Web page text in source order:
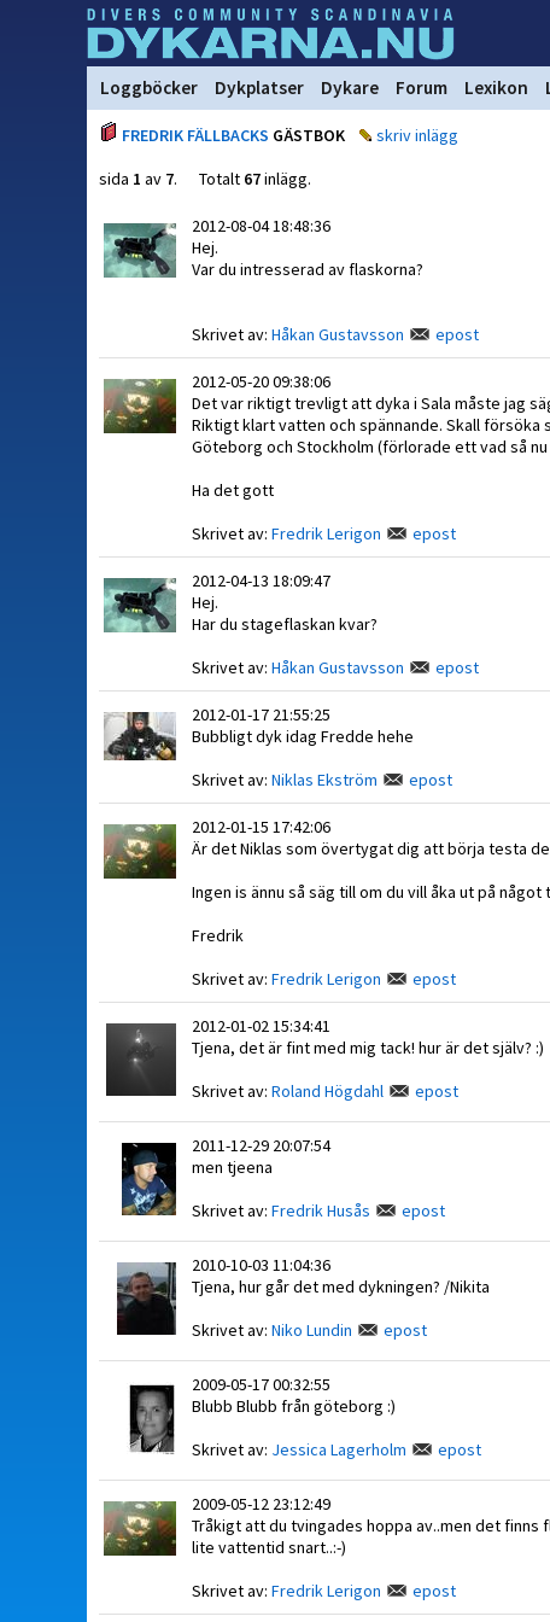
Loggböcker Dykplatser Dykare Forum Lexikon
FREDRIK FÄLLBACKS GÄSTBOK
skriv inlägg
sida 1 av 7. Totalt 67inlägg.
2012-08-04 18:48:36
Hej.
Var du intresserad av flaskorna?
Skrivet av: Håkan Gustavsson epost
2012-05-20 09:38:06
Det var riktigt trevligt att dyka i Sala måste jag
Riktigt klart vatten och spännande. Skall försöka
Göteborg och Stockholm (förlorade ett vad så
Ha det gott
Skrivet av: Fredrik Lerigon epost
2012-04-13 18:09:47
Hej.
Har du stageflaskan kvar?
Skrivet av: Håkan Gustavsson epost
2012-01-17 21:55:25
Bubbligt dyk idag Fredde hehe
Skrivet av: Niklas Ekström epost
2012-01-15 17:42:06
Är det Niklas som övertygat dig att börja testa
Ingen is ännu så säg till om du vill åka ut på
Fredrik
Skrivet av: Fredrik Lerigon epost
2012-01-02 15:34:41
Tjena, det är fint med mig tack! hur är det själv? :)
Skrivet av: Roland Högdahl epost
2011-12-29 20:07:54
men tjeena
Skrivet av: Fredrik Husås epost
2010-10-03 11:04:36
Tjena, hur går det med dykningen? /Nikita
Skrivet av: Niko Lundin epost
2009-05-17 00:32:55
Blubb Blubb från göteborg :)
Skrivet av: Jessica Lagerholm epost
2009-05-12 23:12:49
Tråkigt att du tvingades hoppa av..men det
lite vattentid snart..:-)
Skrivet av: Fredrik Lerigon epost